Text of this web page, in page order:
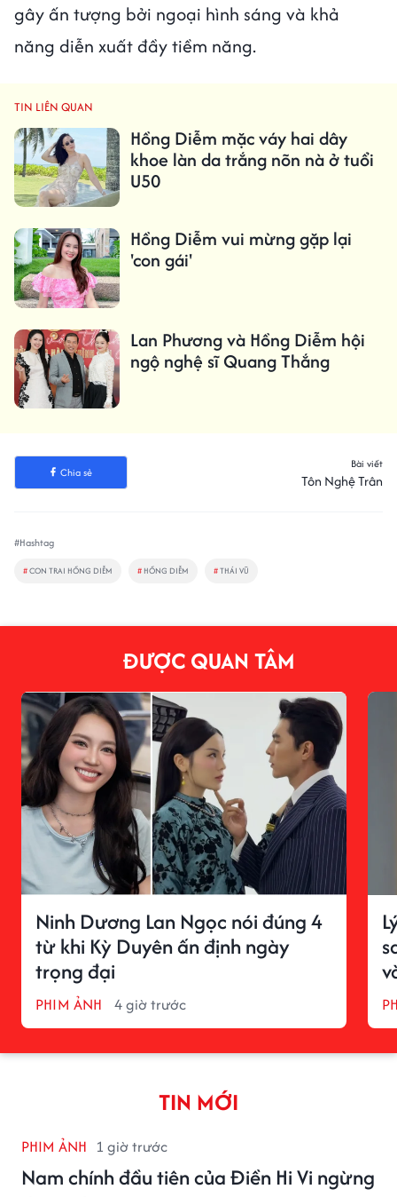
gây ấn tượng bởi ngoại hình sáng và khả
năng diễn xuất đầy tiềm năng.
TIN LIÊN QUAN
Hồng Diễm mặc váy hai dây
khoe làn da trắng nõn nà ở tuổi
U50
Hồng Diễm vui mừng gặp lại
'con gái'
Lan Phương và Hồng Diễm hội
ngộ nghệ sĩ Quang Thắng
Chia sẻ
Bài viết
Tôn Nghệ Trân
#Hashtag
#CON TRAI HỒNG DIỄM # HỒNG DIỄM #THÁI VŨ
ĐƯỢC QUAN TÂM
Ninh Dương Lan Ngọc nói đúng 4
từ khi Kỳ Duyên ấn định ngày
trọng đại
PHIM ẢNH 4 giờ trước
TIN MỚI
PHIM ẢNH 1 giờ trước
Nam chính đầu tiên của Điền Hi Vi ngừng